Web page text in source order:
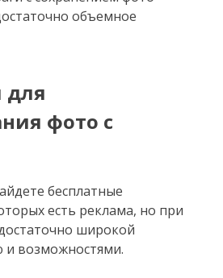
объемное
для
фото с
бесплатные
есть реклама, но при
широкой
возможностями.